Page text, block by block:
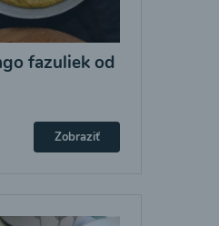
fazuliek od
Zobraziť